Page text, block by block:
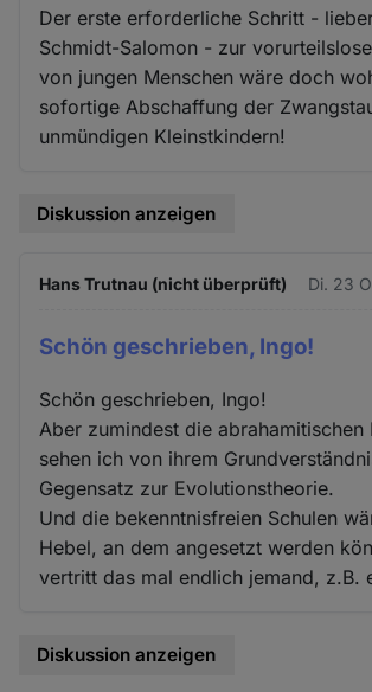
Der erste erforderliche Schritt -
Schmidt-Salomon - zur
von jungen Menschen wäre doch
sofortige Abschaffung der
unmündigen Kleinstkindern!
Diskussion anzeigen
Hans Trutnau (nicht überprüft) Di. 23
Schön geschrieben, Ingo!
Schön geschrieben, Ingo!
Aber zumindest die abrahamitischen
sehen ich von ihrem
Gegensatz zur Evolutionstheorie.
Und die bekenntnisfreien Schulen
Hebel, an dem angesetzt werden
vertritt das mal endlich jemand, z.B.
Diskussion anzeigen